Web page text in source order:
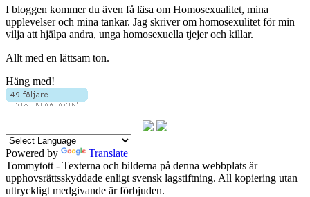
I bloggen kommer du även få läsa om Homosexualitet, mina
upplevelser och mina tankar. Jag skriver om homosexulitet för min
vilja att hjälpa andra, unga homosexuella tjejer och killar.
Allt med en lättsam ton.
Häng med!
Powered by
Translate
Tommytott - Texterna och bilderna på denna webbplats är
upphovsrättsskyddade enligt svensk lagstiftning. All kopiering utan
uttryckligt medgivande är förbjuden.